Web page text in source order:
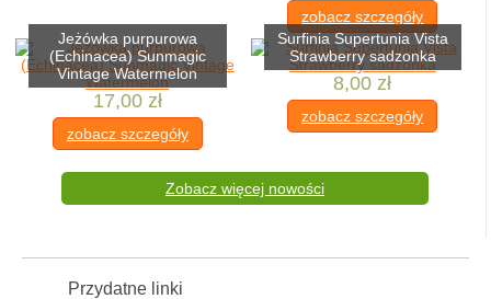
zobacz szczegóły
Jeżówka purpurowa
(Echinacea) Sunmagic
Vintage Watermelon
17,00 zł
zobacz szczegóły
Surfinia Supertunia Vista
Strawberry sadzonka
8,00 zł
zobacz szczegóły
Zobacz więcej nowości
Przydatne linki